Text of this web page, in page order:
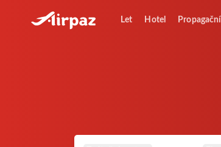
Let Hotel Propagační